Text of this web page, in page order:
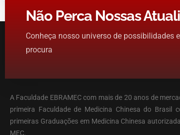
Não Perca Nossas
Conheça nosso universo de possibilidades
procura
A Faculdade EBRAMEC com mais de 20 anos de
primeira Faculdade de Medicina Chinesa do Brasil
primeiras Graduações em Medicina Chinesa
MEC.